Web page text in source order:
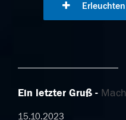
Ein letzter Gruß
15.10.2023